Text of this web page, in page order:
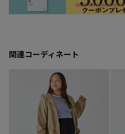
関連コーディネート